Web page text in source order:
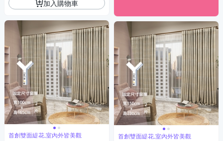
加入購物車
首創雙面緹花,室內外皆美觀 首創雙面緹花,室內外皆美觀